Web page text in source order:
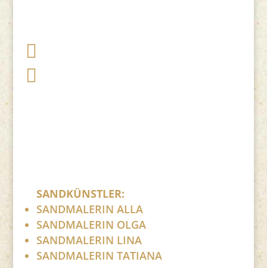


SANDKÜNSTLER:
SANDMALERIN ALLA
SANDMALERIN OLGA
SANDMALERIN LINA
SANDMALERIN TATIANA